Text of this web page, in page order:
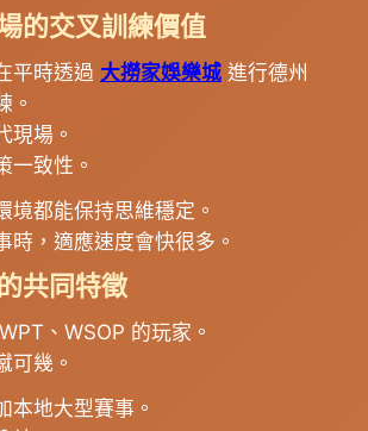
的交叉訓練價值
平時透過 大撈家娛樂城 進行德州
。
現場。
一致性。
境都能保持思維穩定。
時，適應速度會快很多。
共同特徵
、WSOP 的玩家。
可幾。
本地大型賽事。